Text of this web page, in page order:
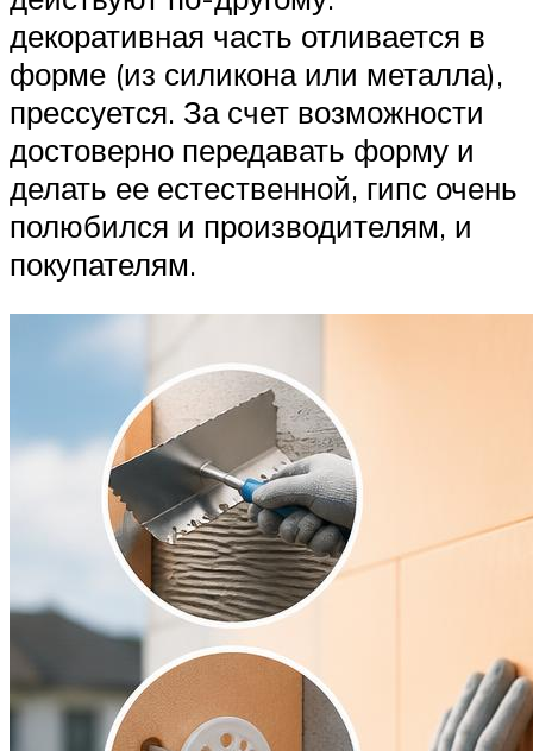
декоративная часть отливается в
форме (из силикона или металла),
прессуется. За счет возможности
достоверно передавать форму и
делать ее естественной, гипс очень
полюбился и производителям, и
покупателям.